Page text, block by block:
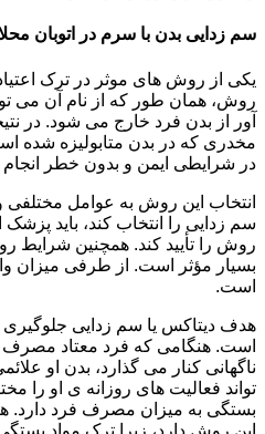
سم زدایی بدن با سرم در اتوبان
یکی از روش های موثر در ترک
روش، همان طور که از نام آن می
آور از بدن فرد خارج می شود. در
مخدری که در بدن متابولیزه شده
در شرایطی ایمن و بدون خطر
انتخاب این روش به عوامل مختلفی
سم زدایی را انتخاب کند، باید
روش را تأیید کند. همچنین شرایط
بسیار مؤثر است. از طرفی میزان
است.
هدف دیتاکس یا سم زدایی جلوگیری
است. هنگامی که فرد معتاد مصرف
ناگهانی کنار می گذارد، بدن او
تواند فعالیت های روزانه ی او را
بستگی به میزان مصرف فرد دارد.
این روش دارد، زیرا ترک مواد